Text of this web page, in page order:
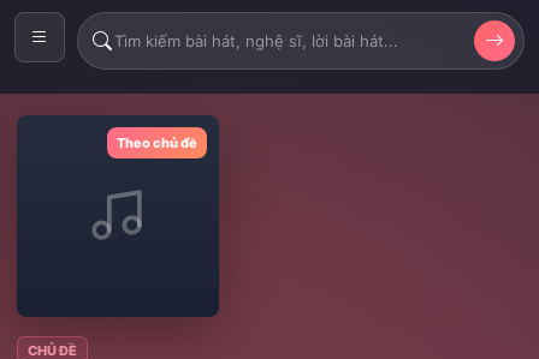
Theo chủ đề
CHỦ ĐỀ